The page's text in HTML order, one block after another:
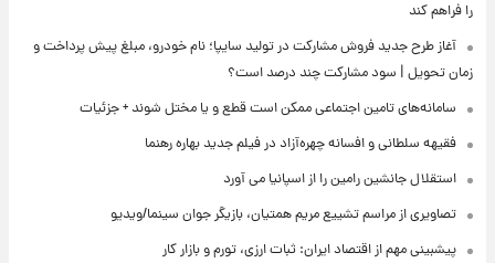
را فراهم کند
آغاز طرح جدید فروش مشارکت در تولید سایپا؛ نام خودرو، مبلغ پیش پرداخت و
زمان تحویل | سود مشارکت چند درصد است؟
سامانه‌های تامین اجتماعی ممکن است قطع و یا مختل شوند + جزئیات
فقیهه سلطانی و افسانه چهره‌آزاد در فیلم جدید بهاره رهنما
استقلال جانشین رامین را از اسپانیا می آورد
تصاویری از مراسم تشییع مریم همتیان، بازیگر جوان سینما/ویدیو
پیشبینی مهم از اقتصاد ایران: ثبات ارزی، تورم و بازار کار